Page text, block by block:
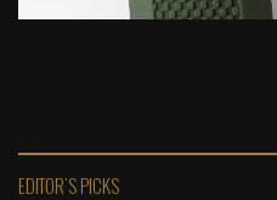
EDITOR'S PICKS